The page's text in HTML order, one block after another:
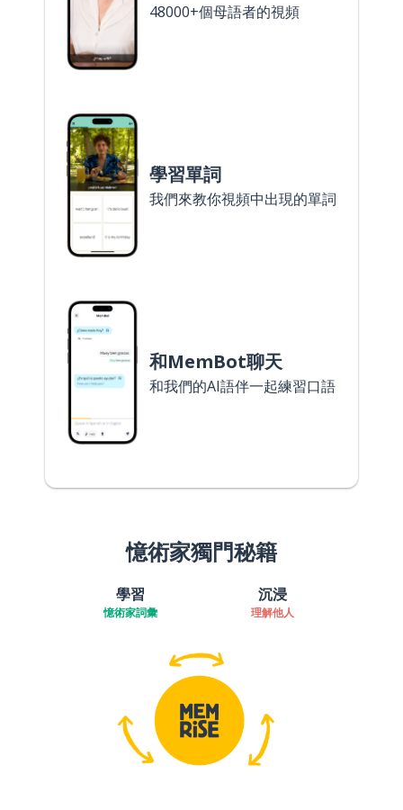
48000+個母語者的視頻
學習單詞
我們來教你視頻中出現的單詞
和MemBot聊天
和我們的AI語伴一起練習口語
憶術家獨門秘籍
學習
憶術家詞彙
沉浸
理解他人